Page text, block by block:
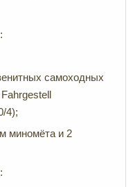
самоходных
4);
миномёта и 2
: